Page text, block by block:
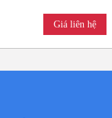
Giá liên hệ